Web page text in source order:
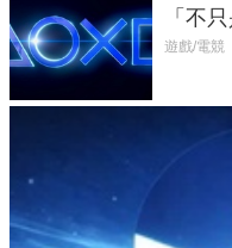
「不
廳、進
遊戲/電競